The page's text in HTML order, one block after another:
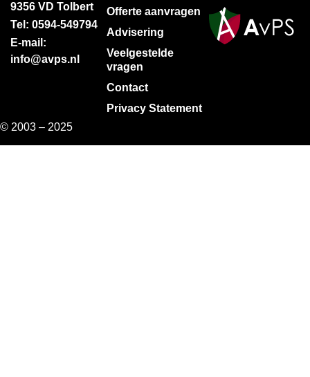
9356 VD Tolbert
Tel: 0594-549794
E-mail:
info@avps.nl
Offerte aanvragen
Advisering
Veelgestelde
vragen
Contact
Privacy Statement
© 2003 – 2025